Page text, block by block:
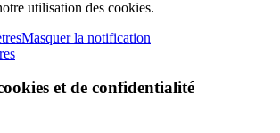
utilisation des cookies.
Masquer la notification
et de confidentialité